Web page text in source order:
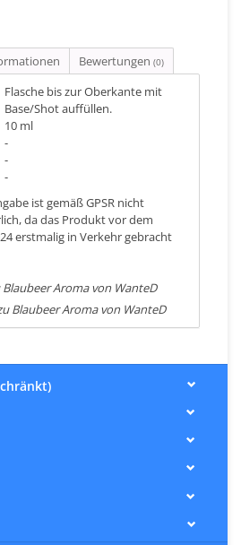
Bewertungen (0)
Flasche bis zur Oberkante mit
Base/Shot auffüllen.
10 ml
-
-
-
ist gemäß GPSR nicht
da das Produkt vor dem
erstmalig in Verkehr gebracht
Aroma von WanteD
Blaubeer Aroma von WanteD